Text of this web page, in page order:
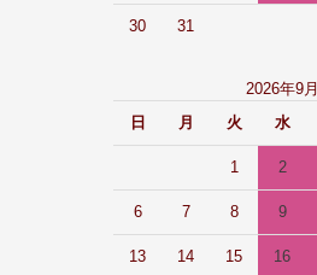
30 31
2026年9月
日
月 火 水
1 2
6 7 8 9
13 14 15 16